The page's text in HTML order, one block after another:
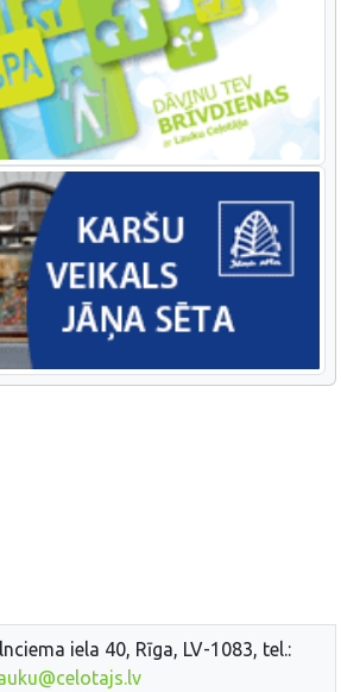
iela 40, Rīga, LV-1083, tel.: